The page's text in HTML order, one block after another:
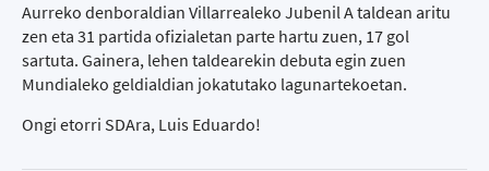
Aurreko denboraldian Villarrealeko Jubenil A taldean aritu
zen eta 31 partida ofizialetan parte hartu zuen, 17 gol
sartuta. Gainera, lehen taldearekin debuta egin zuen
Mundialeko geldialdian jokatutako lagunartekoetan.
Ongi etorri SDAra, Luis Eduardo!